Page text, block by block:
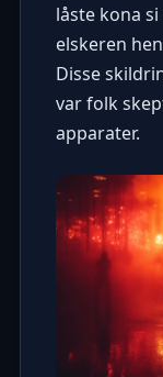
låste kona
elskeren
Disse
var folk
apparater.